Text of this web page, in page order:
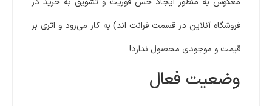
فروشگاه آنلاین در قسمت فرانت اند) به کار می‌رود و اثری بر
قیمت و موجودی محصول ندارد!
وضعیت فعال